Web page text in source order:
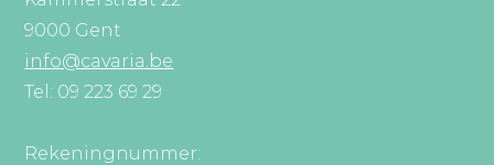
9000 Gent
info@cavaria.be
Tel: 09 223 69 29
Rekeningnummer: